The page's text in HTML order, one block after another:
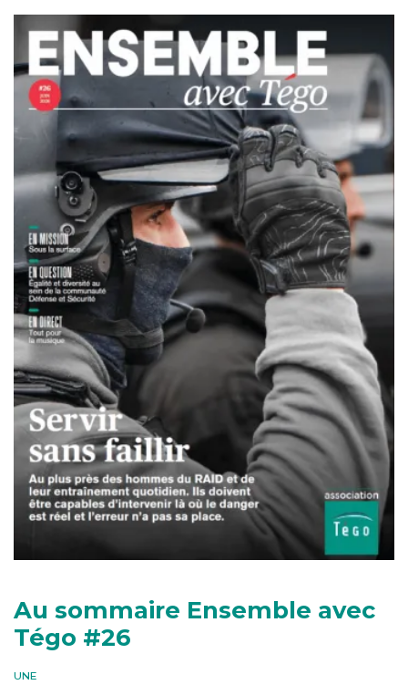
Au sommaire Ensemble avec
Tégo #26
UNE